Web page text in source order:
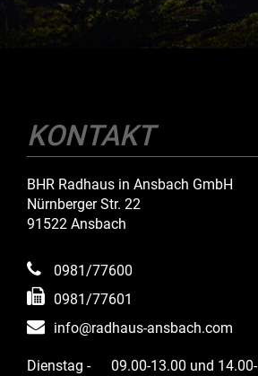
KONTAKT
BHR Radhaus in Ansbach GmbH
Nürnberger Str. 22
91522 Ansbach
0981/77600
0981/77601
info@radhaus-ansbach.com
Dienstag -
09.00-13.00 und 14.00-